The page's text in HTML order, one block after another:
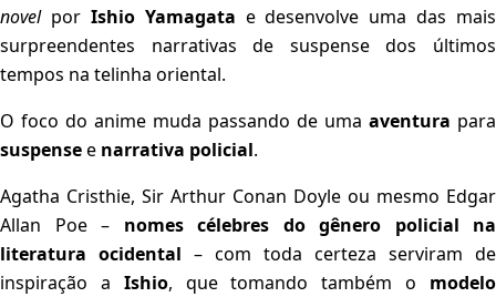
novelpor Ishio Yamagata e desenvolve uma das mais
surpreendentes narrativas de suspense dos últimos
tempos na telinha oriental.
O foco do anime muda passando de uma aventura para
suspensee narrativa policial.
Agatha Cristhie, Sir Arthur Conan Doyle ou mesmo Edgar
Allan Poe – nomes célebres do gênero policial na
literatura ocidental – com toda certeza serviram de
inspiração a Ishio, que tomando também o modelo